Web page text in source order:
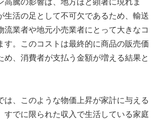
高騰の影響は、地方ほど顕著に現れま
生活の足として不可欠であるため、輸送
流業者や地元小売業者にとって大きなコ
す。このコストは最終的に商品の販売価
め、消費者が支払う金額が増える結果と
は、このような物価上昇が家計に与える
すでに限られた収入で生活している家庭